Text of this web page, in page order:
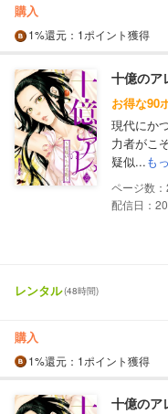
購入
1%還元 ：1ポイント獲得
十億のア
お得な90
現代にか
力者がこ
疑似...も
配信日：
レンタル(48時間)
購入
1%還元 ：1ポイント獲得
十億のア